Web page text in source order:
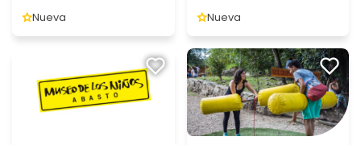
Nueva Nueva